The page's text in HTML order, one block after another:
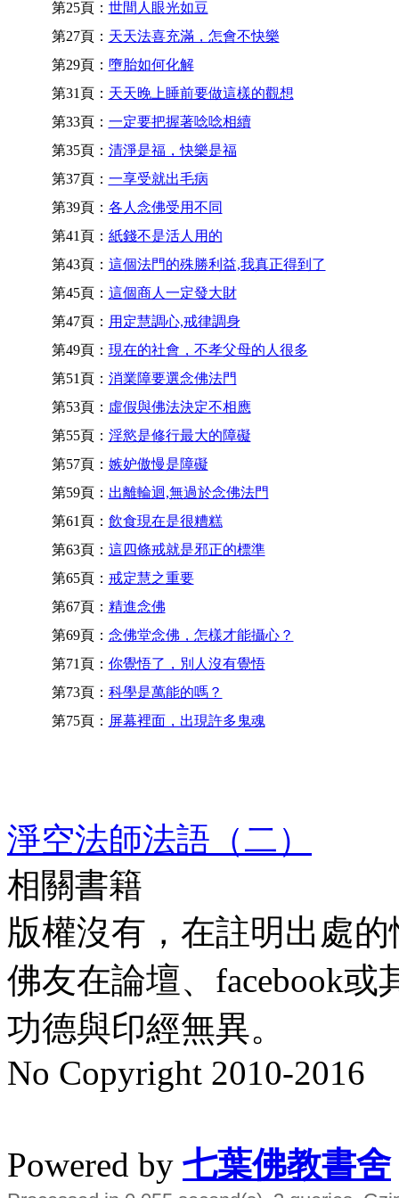
第25頁： 世間人眼光如豆
第27頁： 天天法喜充滿，怎會不快樂
第29頁： 墮胎如何化解
第31頁： 天天晚上睡前要做這樣的觀想
第33頁： 一定要把握著唸唸相續
第35頁： 清淨是福，快樂是福
第37頁： 一享受就出毛病
第39頁： 各人念佛受用不同
第41頁： 紙錢不是活人用的
第43頁： 這個法門的殊勝利益,我真正得到了
第45頁： 這個商人一定發大財
第47頁： 用定慧調心,戒律調身
第49頁： 現在的社會，不孝父母的人很多
第51頁： 消業障要選念佛法門
第53頁： 虛假與佛法決定不相應
第55頁： 淫慾是修行最大的障礙
第57頁： 嫉妒傲慢是障礙
第59頁： 出離輪迴,無過於念佛法門
第61頁： 飲食現在是很糟糕
第63頁： 這四條戒就是邪正的標準
第65頁： 戒定慧之重要
第67頁： 精進念佛
第69頁： 念佛堂念佛，怎樣才能攝心？
第71頁： 你覺悟了，別人沒有覺悟
第73頁： 科學是萬能的嗎？
第75頁： 屏幕裡面，出現許多鬼魂
淨空法師法語（二）
相關書籍
版權沒有，在註明出處
佛友在論壇、facebook
功德與印經無異。
No Copyright 2010-2016
Powered by 七葉佛教書舍